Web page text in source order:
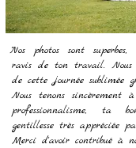
"Nos photos sont
ravis de ton travail. Nous
de cette journée sublimée
Nous tenons
professionnalisme, ta
gentillesse très appréciée
Merci d'avoir contribué à